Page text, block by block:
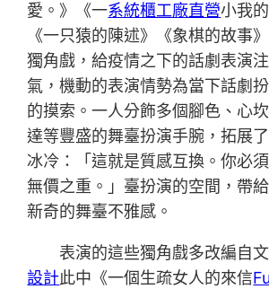
愛。》《一系統櫃工廠直營小我
《一只猿的陳述》《象棋的故事
獨角戲，給疫情之下的話劇表演
氣，機動的表演情勢為當下話劇
的摸索。一人分飾多個腳色、心
達等豐盛的舞臺扮演手腕，拓展
冰冷：「這就是質感互換。你必
無價之重。」臺扮演的空間，帶
新奇的舞臺不雅感。
表演的這些獨角戲多改編自文
設計此中《一個生疏女人的來信